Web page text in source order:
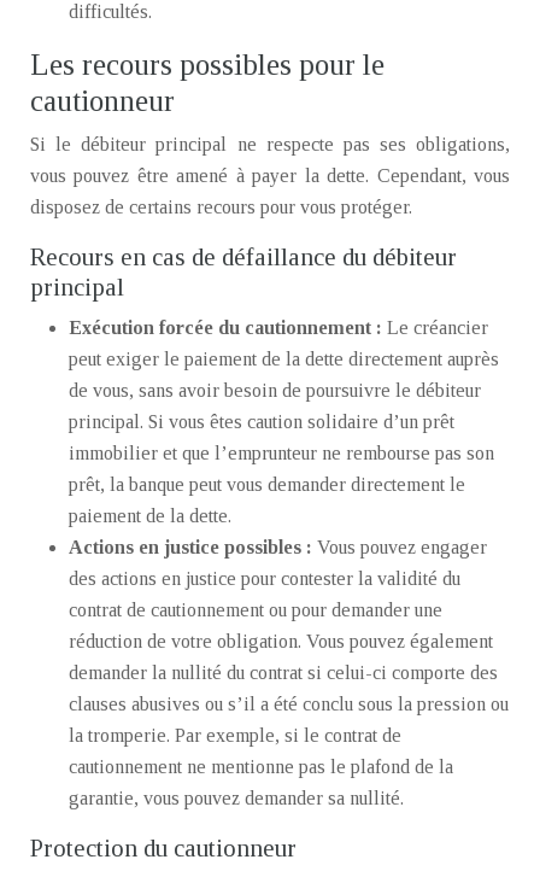
difficultés.
Les recours possibles pour le
cautionneur
Si le débiteur principal ne respecte pas ses obligations,
vous pouvez être amené à payer la dette. Cependant, vous
disposez de certains recours pour vous protéger.
Recours en cas de défaillance du débiteur
principal
Exécution forcée du cautionnement : Le créancier
peut exiger le paiement de la dette directement auprès
de vous, sans avoir besoin de poursuivre le débiteur
principal. Si vous êtes caution solidaire d’un prêt
immobilier et que l’emprunteur ne rembourse pas son
prêt, la banque peut vous demander directement le
paiement de la dette.
Actions en justice possibles : Vous pouvez engager
des actions en justice pour contester la validité du
contrat de cautionnement ou pour demander une
réduction de votre obligation. Vous pouvez également
demander la nullité du contrat si celui-ci comporte des
clauses abusives ou s’il a été conclu sous la pression ou
la tromperie. Par exemple, si le contrat de
cautionnement ne mentionne pas le plafond de la
garantie, vous pouvez demander sa nullité.
Protection du cautionneur